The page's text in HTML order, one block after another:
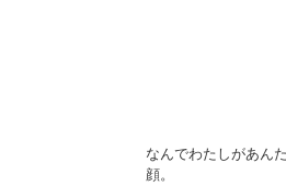
なんでわたしがあん
顔。